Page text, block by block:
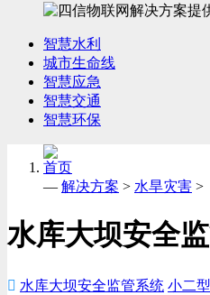
智慧水利
城市生命线
智慧应急
智慧交通
智慧环保
首页
— 解决方案 > 水旱灾害 >
水库大坝安全
 水库大坝安全监管系统 小二